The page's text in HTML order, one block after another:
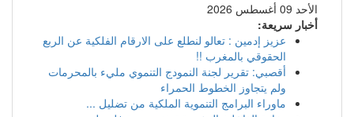
الأحد 09 أغسطس 2026
أخبار سريعة:
عزيز إدمين : تعالو لنطلع على الارقام الفلكية عن الربع
الحقوقي بالمغرب !!
أقصبي: تقرير لجنة النمودج التنموي مليء بالمحرمات
ولم يتجاوز الخطوط الحمراء
ماوراء البرامج التنموية الملكية من تضليل ...